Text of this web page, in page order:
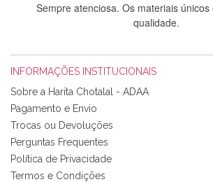
Sempre atenciosa. Os materiais
qualidade.
Tudo chegou em condições, pois os
bem acondicionados. Estou plenamente
produtos adquiridos. Relativamente à
com um padrão e cores muito bonitas e
perfeitíssima. Futuramente penso voltar a
loja, têm excelentes artigos a um preço
INFORMAÇÕES INSTITUCIONAIS
Sobre a Harita Chotalal - ADAA
Pagamento e Envio
Trocas ou Devoluções
Perguntas Frequentes
Política de Privacidade
Termos e Condições